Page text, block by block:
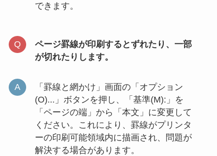
できます。
ページ罫線が印刷するとずれたり、一部
が切れたりします。
「罫線と網かけ」画面の「オプション
(O)...」ボタンを押し、「基準(M):」を
「ページの端」から「本文」に変更して
ください。これにより、罫線がプリンタ
ーの印刷可能領域内に描画され、問題が
解決する場合があります。